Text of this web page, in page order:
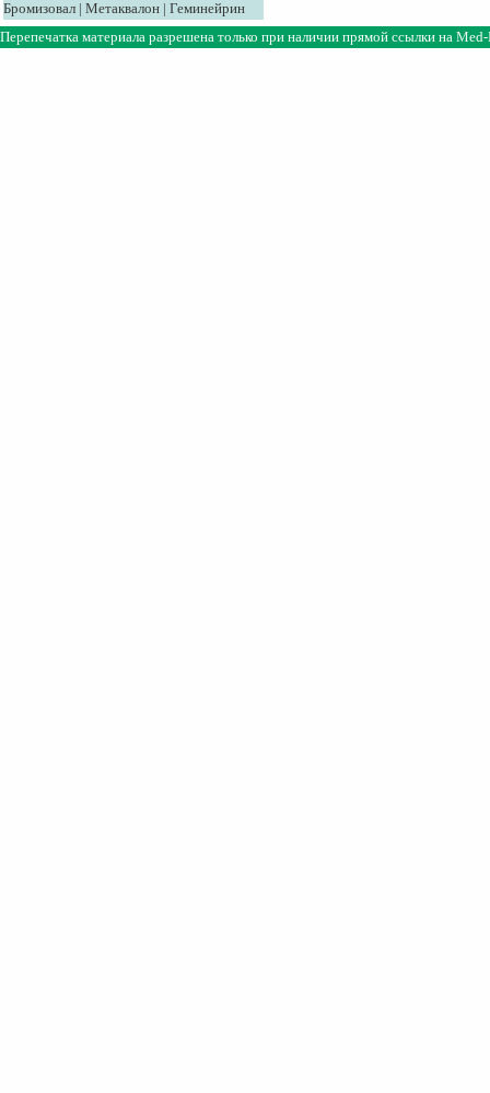
Бромизовал | Метаквалон | Геминейрин
Перепечатка материала разрешена только при наличии прямой ссылки на